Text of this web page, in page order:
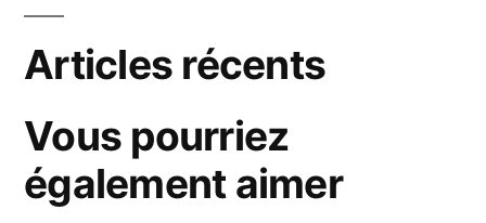
Articles récents
Vous pourriez
également aimer